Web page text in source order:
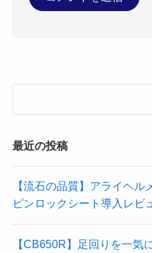
最近の投稿
【流石の品質】アライヘ
ピンロックシート導入レビ
【CB650R】足回りを一気